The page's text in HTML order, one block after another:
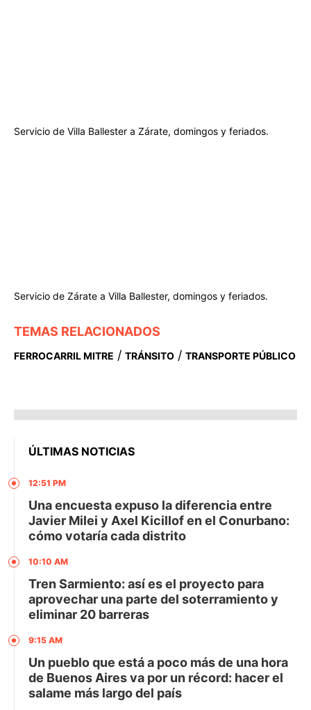
Servicio de Villa Ballester a Zárate, domingos y feriados.
Servicio de Zárate a Villa Ballester, domingos y feriados.
TEMAS RELACIONADOS
FERROCARRIL MITRE / TRÁNSITO / TRANSPORTE PÚBLICO
ÚLTIMAS NOTICIAS
12:51 PM
Una encuesta expuso la diferencia entre
Javier Milei y Axel Kicillof en el Conurbano:
cómo votaría cada distrito
10:10 AM
Tren Sarmiento: así es el proyecto para
aprovechar una parte del soterramiento y
eliminar 20 barreras
9:15 AM
Un pueblo que está a poco más de una hora
de Buenos Aires va por un récord: hacer el
salame más largo del país